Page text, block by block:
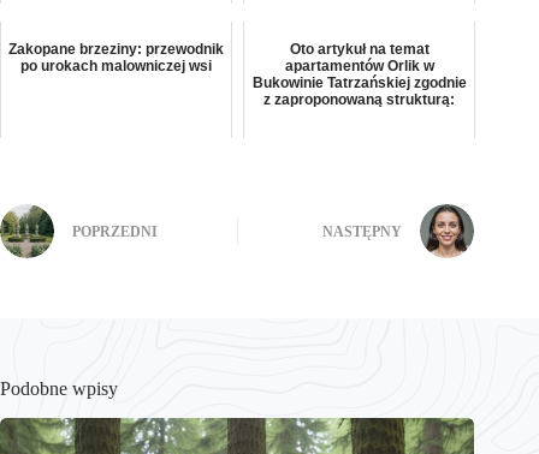
Zakopane brzeziny: przewodnik
po urokach malowniczej wsi
Oto artykuł na temat
apartamentów Orlik w
Bukowinie Tatrzańskiej zgodnie
z zaproponowaną strukturą:
POPRZEDNI NASTĘPNY
Podobne wpisy